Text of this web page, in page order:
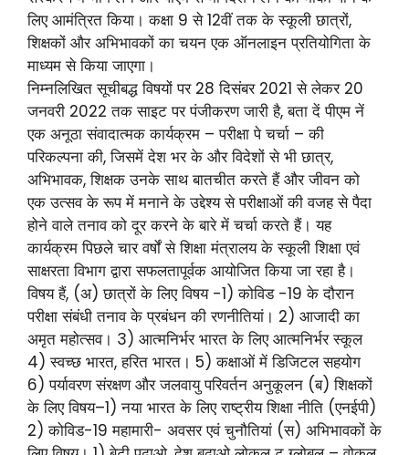
लिए आमंत्रित किया। कक्षा 9 से 12वीं तक के स्कूली छात्रों,
शिक्षकों और अभिभावकों का चयन एक ऑनलाइन प्रतियोगिता के
माध्यम से किया जाएगा।
निम्नलिखित सूचीबद्ध विषयों पर 28 दिसंबर 2021 से लेकर 20
जनवरी 2022 तक साइट पर पंजीकरण जारी है, बता दें पीएम नें
एक अनूठा संवादात्मक कार्यक्रम – परीक्षा पे चर्चा – की
परिकल्पना की, जिसमें देश भर के और विदेशों से भी छात्र,
अभिभावक, शिक्षक उनके साथ बातचीत करते हैं और जीवन को
एक उत्सव के रूप में मनाने के उद्देश्य से परीक्षाओं की वजह से पैदा
होने वाले तनाव को दूर करने के बारे में चर्चा करते हैं। यह
कार्यक्रम पिछले चार वर्षों से शिक्षा मंत्रालय के स्कूली शिक्षा एवं
साक्षरता विभाग द्वारा सफलतापूर्वक आयोजित किया जा रहा है।
विषय हैं, (अ) छात्रों के लिए विषय -1) कोविड -19 के दौरान
परीक्षा संबंधी तनाव के प्रबंधन की रणनीतियां। 2) आजादी का
अमृत महोत्सव। 3) आत्मनिर्भर भारत के लिए आत्मनिर्भर स्कूल
4) स्वच्छ भारत, हरित भारत। 5) कक्षाओं में डिजिटल सहयोग
6) पर्यावरण संरक्षण और जलवायु परिवर्तन अनुकूलन (ब) शिक्षकों
के लिए विषय–1) नया भारत के लिए राष्ट्रीय शिक्षा नीति (एनईपी)
2) कोविड-19 महामारी- अवसर एवं चुनौतियां (स) अभिभावकों के